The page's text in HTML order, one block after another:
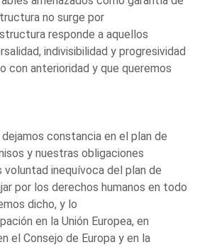
no surge por
responde a aquellos
indivisibilidad y progresividad
con anterioridad y que queremos
constancia en el plan de
y nuestras obligaciones
voluntad inequívoca del plan de
por los derechos humanos en todo
dicho, y lo
en la Unión Europea, en
el Consejo de Europa y en la